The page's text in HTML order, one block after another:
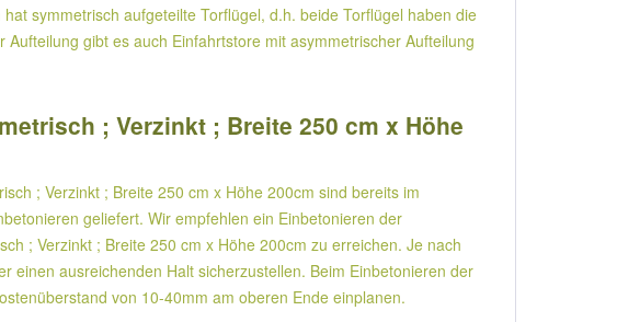
symmetrisch aufgeteilte Torflügel, d.h. beide Torflügel haben die
gibt es auch Einfahrtstore mit asymmetrischer Aufteilung
; Verzinkt ; Breite 250 cm x Höhe
; Verzinkt ; Breite 250 cm x Höhe 200cm sind bereits im
geliefert. Wir empfehlen ein Einbetonieren der
; Verzinkt ; Breite 250 cm x Höhe 200cm zu erreichen. Je nach
einen ausreichenden Halt sicherzustellen. Beim Einbetonieren der
von 10-40mm am oberen Ende einplanen.